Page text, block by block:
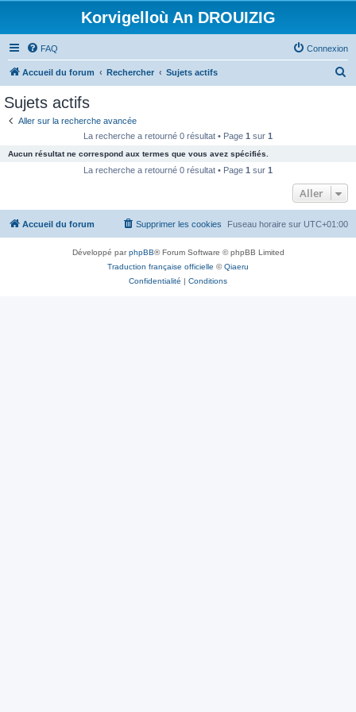
Korvigelloù An DROUIZIG
FAQ Connexion
Accueil du forum Rechercher Sujets actifs
c
e
Sujets actifs
Aller sur la recherche avancée
La recherche a retourné 0 résultat • Page 1 sur 1
Aucun résultat ne correspond aux termes que vous avez spécifiés.
La recherche a retourné 0 résultat • Page 1 sur 1
Aller
Accueil du forum Fuseau horaire sur UTC+01:00
Supprimer les cookies
Développé parphpBB® Forum Software © phpBB Limited
Traduction française officielle ©Qiaeru
Confidentialité | Conditions